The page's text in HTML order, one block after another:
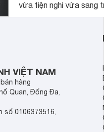
này, các bạn sẽ tìm
ngon, an toàn cho sức
vừa tiện nghi vừa sang
VIỆT NAM
hàng
Quan, Đống Đa,
số 0106373516,